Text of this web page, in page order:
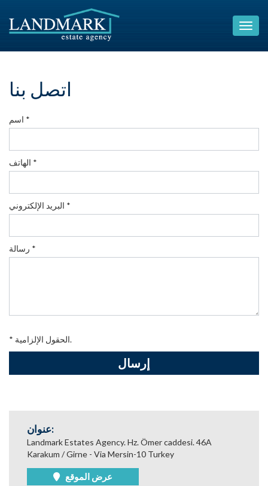
اتصل بنا
اسم *
الهاتف *
البريد الإلكتروني *
رسالة *
* الحقول الإلزامية.
عنوان:
Landmark Estates Agency. Hz. Ömer caddesi. 46A
Karakum / Girne - Via Mersin-10 Turkey
عرض الموقع